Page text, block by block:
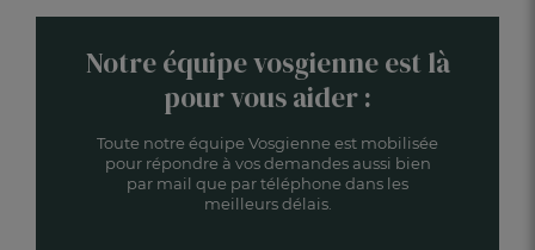
Notre équipe vosgienne est là
pour vous aider :
Toute notre équipe Vosgienne est mobilisée
pour répondre à vos demandes aussi bien
par mail que par téléphone dans les
meilleurs délais.